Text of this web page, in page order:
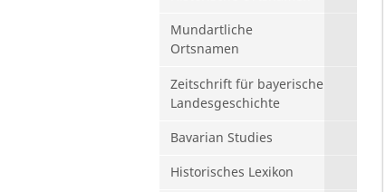
Mundartliche
Ortsnamen
Zeitschrift für bayerische
Landesgeschichte
Bavarian Studies
Historisches Lexikon